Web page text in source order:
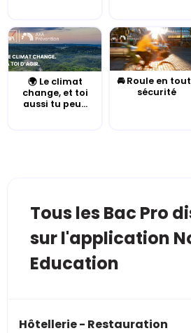
🌍 Le climat
change, et toi
aussi tu peu...
🚘 Roule en
sécurité
Tous les Bac Pro
sur l'application
Education
Hôtellerie - Restauration